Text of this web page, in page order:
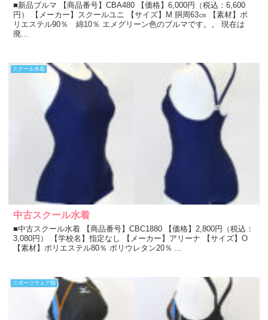
■新品ブルマ 【商品番号】CBA480 【価格】6,000円（税込：6,600
円） 【メーカー】スクールユニ 【サイズ】M 胴周63㎝ 【素材】ポ
リエステル90％ 綿10％ エメグリーン色のブルマです。。 現在は
廃...
スクール水着
中古スクール水着
■中古スクール水着 【商品番号】CBC1880 【価格】2,800円（税込：
3,080円） 【学校名】指定なし 【メーカー】アリーナ 【サイズ】O
【素材】ポリエステル80％ ポリウレタン20％ ...
スポーツウェア類